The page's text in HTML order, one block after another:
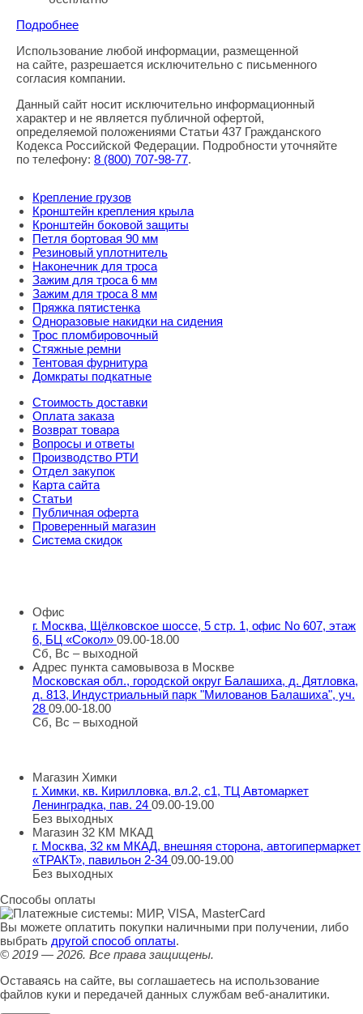
Подробнее
Правовая информация
Использование любой информации, размещенной
на сайте, разрешается исключительно с письменного
согласия компании.
Данный сайт носит исключительно информационный
характер и не является публичной офертой,
определяемой положениями Статьи 437 Гражданского
Кодекса Российской Федерации. Подробности уточняйте
по телефону: 8 (800) 707-98-77.
Крепление грузов
Кронштейн крепления крыла
Кронштейн боковой защиты
Петля бортовая 90 мм
Резиновый уплотнитель
Наконечник для троса
Зажим для троса 6 мм
Зажим для троса 8 мм
Пряжка пятистенка
Одноразовые накидки на сидения
Трос пломбировочный
Стяжные ремни
Тентовая фурнитура
Домкраты подкатные
Стоимость доставки
Оплата заказа
Возврат товара
Вопросы и ответы
Производство РТИ
Отдел закупок
Карта сайта
Статьи
Публичная оферта
Проверенный магазин
Система скидок
Офис
г. Москва, Щёлковское шоссе, 5 стр. 1, офис No 607, этаж
6, БЦ «Сокол» 09.00-18.00
Сб, Вс – выходной
Адрес пункта самовывоза в Москве
Московская обл., городской округ Балашиха, д. Дятловка,
д. 813, Индустриальный парк "Милованов Балашиха", уч.
28 09.00-18.00
Сб, Вс – выходной
Магазин Химки
г. Химки, кв. Кирилловка, вл.2, с1, ТЦ Автомаркет
Ленинградка, пав. 24 09.00-19.00
Без выходных
Магазин 32 КМ МКАД
г. Москва, 32 км МКАД, внешняя сторона, автогипермаркет
«ТРАКТ», павильон 2-34 09.00-19.00
Без выходных
Способы оплаты
Вы можете оплатить покупки наличными при получении, либо
выбрать другой способ оплаты.
© 2019 — 2026. Все права защищены.
Оставаясь на сайте, вы соглашаетесь на использование
файлов куки и передачей данных службам веб-аналитики.